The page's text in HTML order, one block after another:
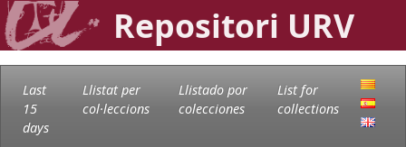
Repositori URV
Last
15
days
Llistat per
col·leccions
Llistado por
colecciones
List for
collections